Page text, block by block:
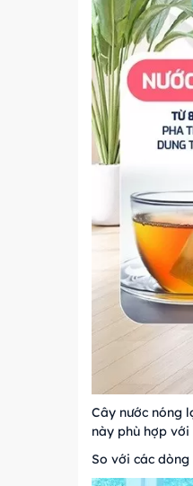
Cây nước nóng
này phù hợp
So với các